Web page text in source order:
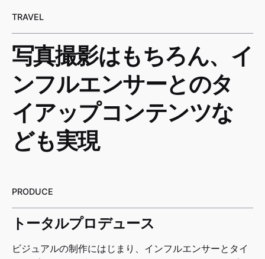
TRAVEL
写真撮影はもちろん、イ
ンフルエンサーとのタ
イアップコンテンツな
ども実現
PRODUCE
トータルプロデュース
ビジュアルの制作にはじまり、インフルエンサーとタイ